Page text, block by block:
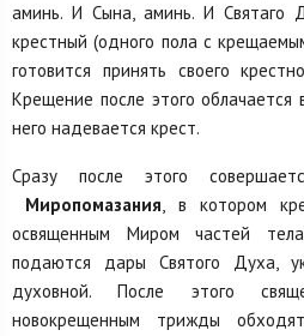
аминь. И Сына, аминь. И Святаго
крестный (одного пола с
готовится принять своего
Крещение после этого
него надевается крест.
Сразу после этого
Миропомазания, в котором
освященным Миром частей
подаются дары Святого Духа,
духовной. После этого
новокрещенным трижды